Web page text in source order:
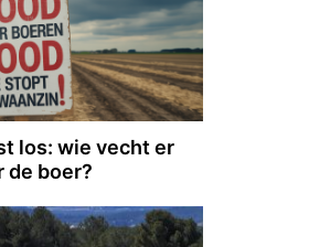
los: wie vecht er
de boer?